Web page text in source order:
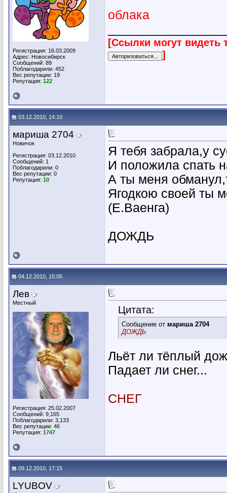
Регистрация: 16.03.2009
Адрес: Новосибирск
Сообщений: 89
Поблагодарили: 452
Вес репутации: 19
Репутация: 122
облака
[Ссылки могут видеть
]
03.12.2010, 14:10
мариша 2704
Новичок
Регистрация: 03.12.2010
Сообщений: 1
Поблагодарили: 0
Вес репутации: 0
Репутация: 10
Я тебя забрала,у
И положила спать
А ты меня
Ягодкою своей ты
(Е.Ваенга)
ДОЖДЬ
04.12.2010, 15:05
Лев
Местный
Регистрация: 25.02.2007
Сообщений: 9,165
Поблагодарили: 3,133
Вес репутации: 46
Репутация: 1747
Цитата:
Сообщение от мариша 2704
ДОЖДЬ
Льёт ли тёплый
Падает ли снег...
СНЕГ
09.12.2010, 17:15
LYUBOV